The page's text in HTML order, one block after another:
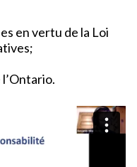
en vertu de la Loi